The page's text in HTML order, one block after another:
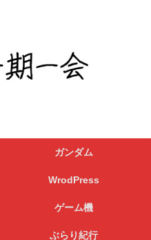
ガンダム
WrodPress
ゲーム機
ぶらり紀行